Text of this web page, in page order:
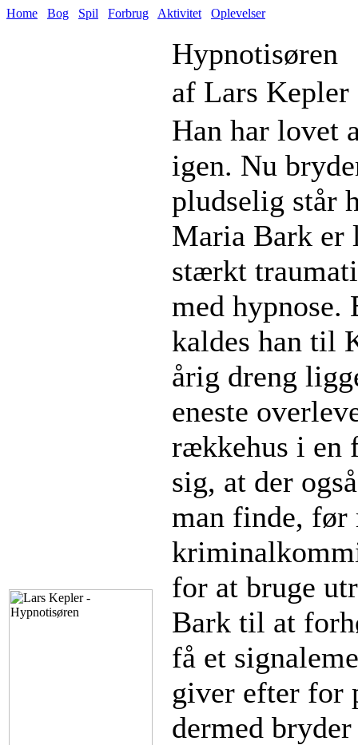
Home Bog Spil Forbrug Aktivitet Oplevelser
Hypnotisøren
af Lars
Han har lovet
igen. Nu
pludselig står
Maria Bark er
stærkt
med hypnose.
kaldes han til
årig dreng
eneste
rækkehus i en
sig, at der
man finde, før
for at bruge
Bark til at
få et
giver efter for
dermed